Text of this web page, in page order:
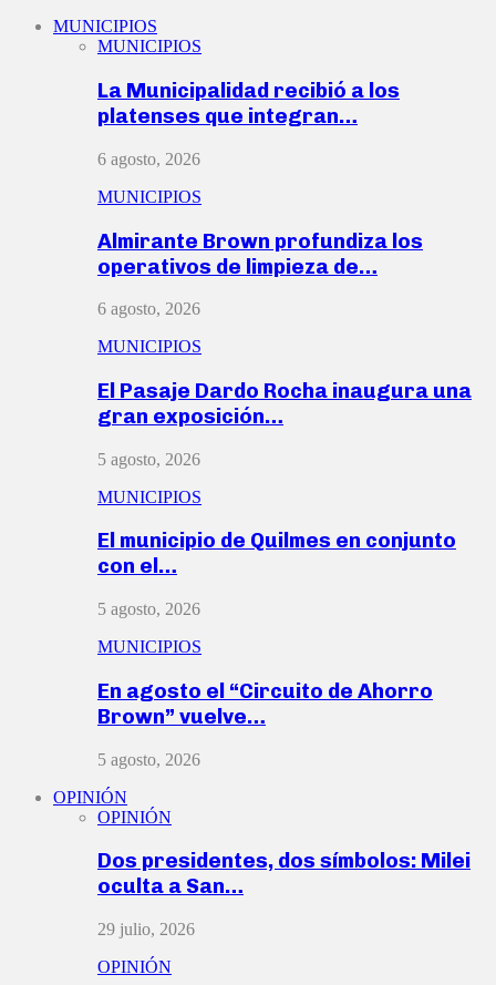
MUNICIPIOS
MUNICIPIOS
La Municipalidad recibió a los
platenses que integran…
6 agosto, 2026
MUNICIPIOS
Almirante Brown profundiza los
operativos de limpieza de…
6 agosto, 2026
MUNICIPIOS
El Pasaje Dardo Rocha inaugura una
gran exposición…
5 agosto, 2026
MUNICIPIOS
El municipio de Quilmes en conjunto
con el…
5 agosto, 2026
MUNICIPIOS
En agosto el “Circuito de Ahorro
Brown” vuelve…
5 agosto, 2026
OPINIÓN
OPINIÓN
Dos presidentes, dos símbolos: Milei
oculta a San…
29 julio, 2026
OPINIÓN